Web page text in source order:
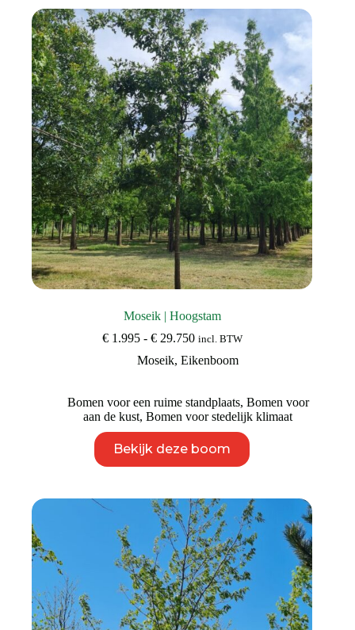
Deze
optie
kan
gekozen
worden
op
de
productpagina
Moseik | Hoogstam
€1.995 - €29.750Prijsklasse:
tot
incl. BTW
Moseik,Eikenboom
Bomen voor een ruime standplaats, Bomen voor
aan de kust,Bomen voor stedelijk klimaat
Bekijk deze boom
product
heeft
Deze
optie
kan
gekozen
worden
op
de
productpagina